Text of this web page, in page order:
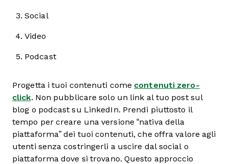
Social
Video
Podcast
Progetta i tuoi contenuti come contenuti zero-
click. Non pubblicare solo un link al tuo post sul
blog o podcast su LinkedIn. Prendi piuttosto il
tempo per creare una versione “nativa della
piattaforma” dei tuoi contenuti, che offra valore agli
utenti senza costringerli a uscire dal social o
piattaforma dove si trovano. Questo approccio